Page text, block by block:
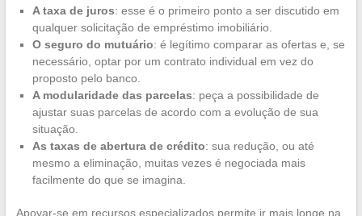
A taxa de juros: esse é o primeiro ponto a ser discutido em
qualquer solicitação de empréstimo imobiliário.
O seguro do mutuário: é legítimo comparar as ofertas e, se
necessário, optar por um contrato individual em vez do
proposto pelo banco.
A modularidade das parcelas: peça a possibilidade de
ajustar suas parcelas de acordo com a evolução de sua
situação.
As taxas de abertura de crédito: sua redução, ou até
mesmo a eliminação, muitas vezes é negociada mais
facilmente do que se imagina.
Apoyar-se em recursos especializados permite ir mais longe na